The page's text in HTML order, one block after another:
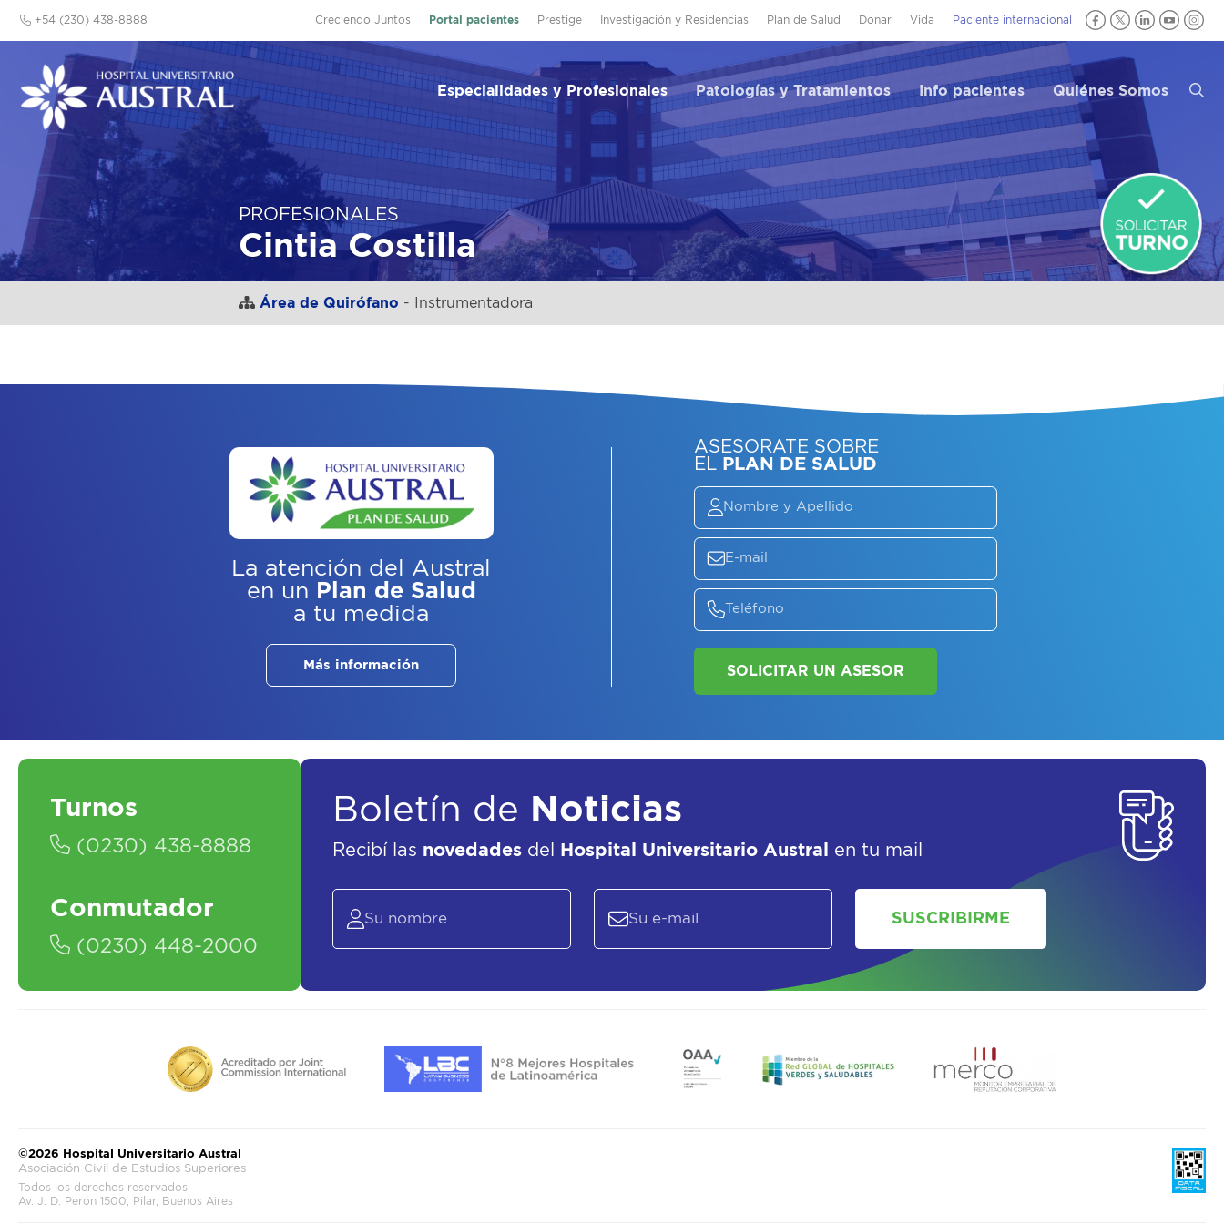
Creciendo Juntos Portal pacientes Prestige Investigación y Residencias Plan de Salud Donar Vida Paciente internacional
+54 (230) 438-8888
Especialidades y Profesionales Patologías y Tratamientos Info pacientes Quiénes Somos
PROFESIONALES
Cintia Costilla
Área de Quirófano - Instrumentadora
La atención del Austral
en un Plan de Salud
a tu medida
Más información
ASESORATE SOBRE
EL PLAN DE SALUD
SOLICITAR UN ASESOR
Turnos
(0230) 438-8888
Conmutador
(0230) 448-2000
Boletín de Noticias
Recibí las novedades del Hospital Universitario Austral en tu mail
SUSCRIBIRME
©2026 Hospital Universitario Austral
Asociación Civil de Estudios Superiores
Todos los derechos reservados
Av. J. D. Perón 1500, Pilar, Buenos Aires